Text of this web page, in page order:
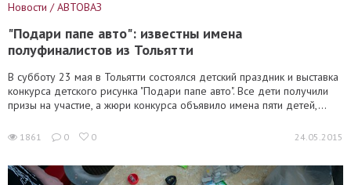
Новости / АВТОВАЗ
"Подари папе авто": известны имена
полуфиналистов из Тольятти
В субботу 23 мая в Тольятти состоялся детский праздник и выставка
конкурса детского рисунка "Подари папе авто". Все дети получили
призы на участие, а жюри конкурса объявило имена пяти детей,...
1861 0 0 24.05.2015